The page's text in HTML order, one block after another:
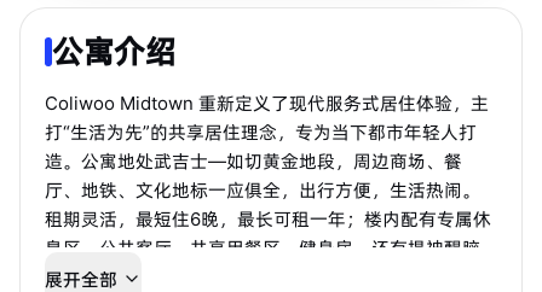
公寓介绍
Coliwoo Midtown 重新定义了现代服务式居住体验，主
打“生活为先”的共享居住理念，专为当下都市年轻人打
造。公寓地处武吉士—如切黄金地段，周边商场、餐
厅、地铁、文化地标一应俱全，出行方便，生活热闹。
租期灵活，最短住6晚，最长可租一年；楼内配有专属休
息区、公共客厅、共享用餐区、健身房，还有提神醒脑
的冰浴设施。
展开全部